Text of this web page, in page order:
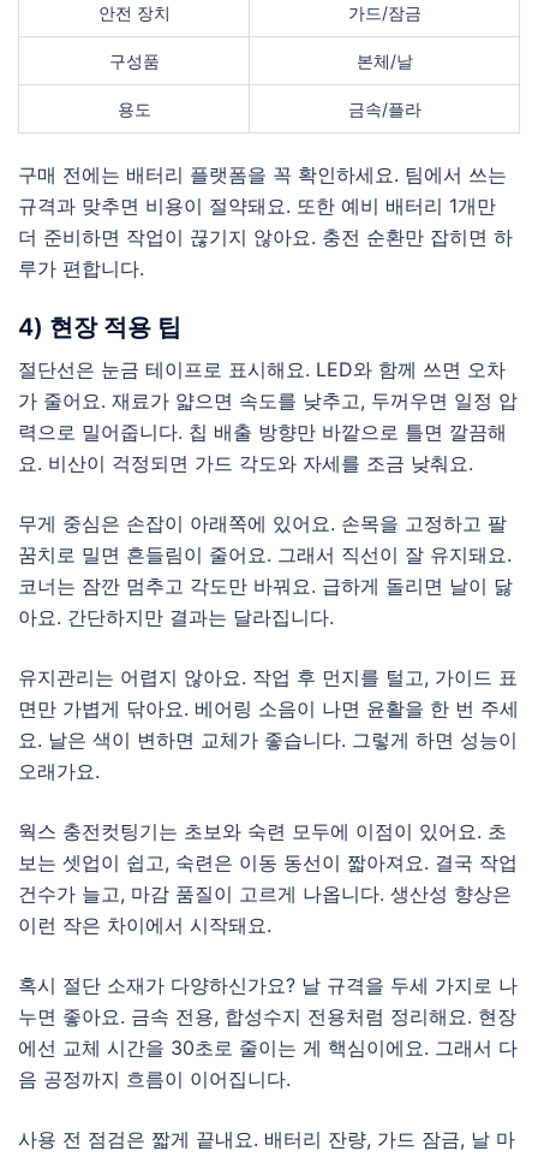
안전 장치 가드/잠금
구성품 본체/날
용도 금속/플라
구매 전에는 배터리 플랫폼을 꼭 확인하세요. 팀에서 쓰는
규격과 맞추면 비용이 절약돼요. 또한 예비 배터리 1개만
더 준비하면 작업이 끊기지 않아요. 충전 순환만 잡히면 하
루가 편합니다.
4) 현장 적용 팁
절단선은 눈금 테이프로 표시해요. LED와 함께 쓰면 오차
가 줄어요. 재료가 얇으면 속도를 낮추고, 두꺼우면 일정 압
력으로 밀어줍니다. 칩 배출 방향만 바깥으로 틀면 깔끔해
요. 비산이 걱정되면 가드 각도와 자세를 조금 낮춰요.
무게 중심은 손잡이 아래쪽에 있어요. 손목을 고정하고 팔
꿈치로 밀면 흔들림이 줄어요. 그래서 직선이 잘 유지돼요.
코너는 잠깐 멈추고 각도만 바꿔요. 급하게 돌리면 날이 닳
아요. 간단하지만 결과는 달라집니다.
유지관리는 어렵지 않아요. 작업 후 먼지를 털고, 가이드 표
면만 가볍게 닦아요. 베어링 소음이 나면 윤활을 한 번 주세
요. 날은 색이 변하면 교체가 좋습니다. 그렇게 하면 성능이
오래가요.
웍스 충전컷팅기는 초보와 숙련 모두에 이점이 있어요. 초
보는 셋업이 쉽고, 숙련은 이동 동선이 짧아져요. 결국 작업
건수가 늘고, 마감 품질이 고르게 나옵니다. 생산성 향상은
이런 작은 차이에서 시작돼요.
혹시 절단 소재가 다양하신가요? 날 규격을 두세 가지로 나
누면 좋아요. 금속 전용, 합성수지 전용처럼 정리해요. 현장
에선 교체 시간을 30초로 줄이는 게 핵심이에요. 그래서 다
음 공정까지 흐름이 이어집니다.
사용 전 점검은 짧게 끝내요. 배터리 잔량, 가드 잠금, 날 마